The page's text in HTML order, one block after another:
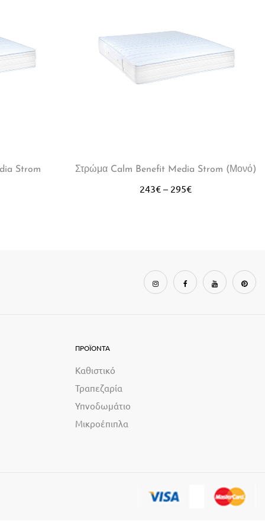
Strom Στρώμα Calm Benefit Media Strom (Μονό)
243€ – 295€
ΠΡΟΪΟΝΤΑ
Καθιστικό
Τραπεζαρία
Υπνοδωμάτιο
Μικροέπιπλα